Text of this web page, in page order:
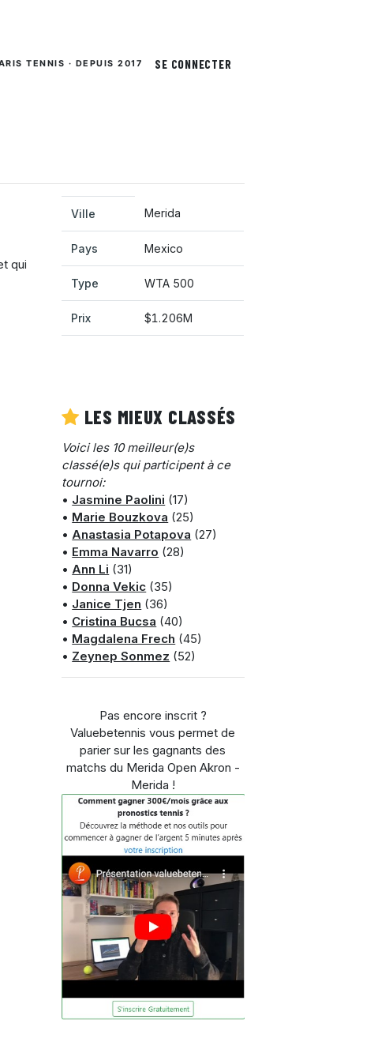
TENNIS · DEPUIS 2017 SE CONNECTER
qui
Ville Merida
Pays Mexico
Type WTA 500
Prix $1.206M
LES MIEUX CLASSÉS
Voici les 10 meilleur(e)s
classé(e)s qui participent à ce
tournoi:
• Jasmine Paolini (17)
• Marie Bouzkova (25)
• Anastasia Potapova (27)
• Emma Navarro (28)
• Ann Li (31)
• Donna Vekic (35)
• Janice Tjen (36)
• Cristina Bucsa (40)
• Magdalena Frech (45)
• Zeynep Sonmez (52)
Pas encore inscrit ?
Valuebetennis vous permet de
parier sur les gagnants des
matchs du Merida Open Akron -
Merida !